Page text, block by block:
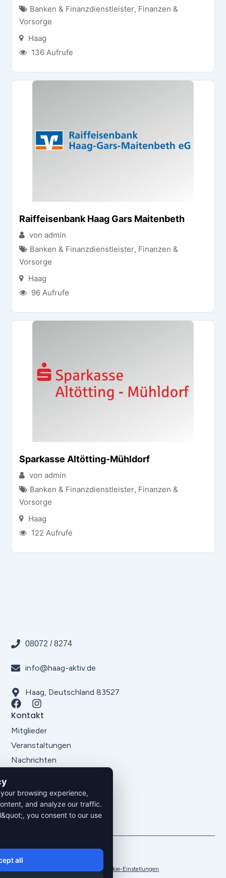
Banken & Finanzdienstleister, Finanzen &
Vorsorge
Haag
136 Aufrufe
Raiffeisenbank Haag Gars Maitenbeth
von admin
Banken & Finanzdienstleister, Finanzen &
Vorsorge
Haag
96 Aufrufe
Sparkasse Altötting-Mühldorf
von admin
Banken & Finanzdienstleister, Finanzen &
Vorsorge
Haag
122 Aufrufe
08072 / 8274
info@haag-aktiv.de
Haag, Deutschland 83527
Kontakt
Mitglieder
Veranstaltungen
Nachrichten
Impressum
Datenschutz
ImpressumCookie-Einstellungen
browsing experience,
and analyze our traffic.
you consent to our use
all